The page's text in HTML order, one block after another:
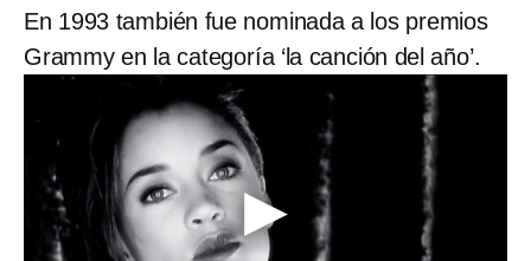
En 1993 también fue nominada a los premios
Grammy en la categoría ‘la canción del año’.